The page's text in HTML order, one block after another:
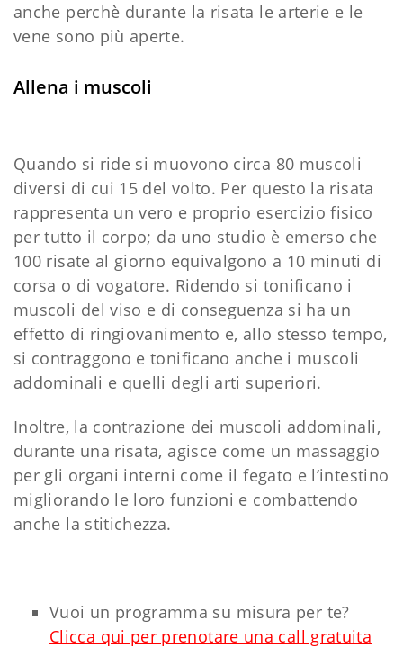
anche perchè durante la risata le arterie e le
vene sono più aperte.
Allena i muscoli
Quando si ride si muovono circa 80 muscoli
diversi di cui 15 del volto. Per questo la risata
rappresenta un vero e proprio esercizio fisico
per tutto il corpo; da uno studio è emerso che
100 risate al giorno equivalgono a 10 minuti di
corsa o di vogatore. Ridendo si tonificano i
muscoli del viso e di conseguenza si ha un
effetto di ringiovanimento e, allo stesso tempo,
si contraggono e tonificano anche i muscoli
addominali e quelli degli arti superiori.
Inoltre, la contrazione dei muscoli addominali,
durante una risata, agisce come un massaggio
per gli organi interni come il fegato e l’intestino
migliorando le loro funzioni e combattendo
anche la stitichezza.
Vuoi un programma su misura per te?
Clicca qui per prenotare una call gratuita